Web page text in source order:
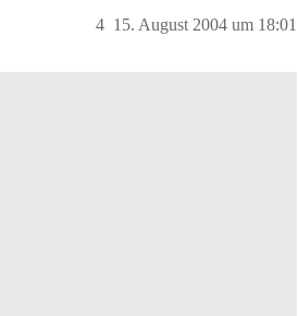
15. August 2004 um 18:01
4